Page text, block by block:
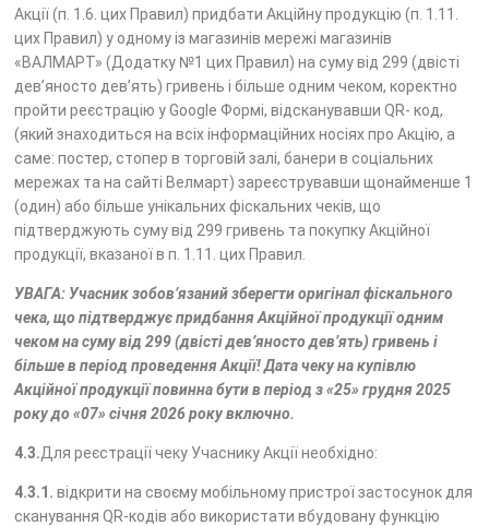
Акції (п. 1.6. цих Правил) придбати Акційну продукцію (п. 1.11.
цих Правил) у одному із магазинів мережі магазинів
«ВАЛМАРТ» (Додатку №1 цих Правил) на суму від 299 (двісті
дев’яносто дев’ять) гривень і більше одним чеком, коректно
пройти реєстрацію у Google Формі, відсканувавши QR- код,
(який знаходиться на всіх інформаційних носіях про Акцію, а
саме: постер, стопер в торговій залі, банери в соціальних
мережах та на сайті Велмарт) зареєструвавши щонайменше 1
(один) або більше унікальних фіскальних чеків, що
підтверджують суму від 299 гривень та покупку Акційної
продукції, вказаної в п. 1.11. цих Правил.
УВАГА: Учасник зобов’язаний зберегти оригінал фіскального
чека, що підтверджує придбання Акційної продукції одним
чеком на суму від 299 (двісті дев’яносто дев’ять) гривень і
більше в період проведення Акції! Дата чеку на купівлю
Акційної продукції повинна бути в період з «25» грудня 2025
року до «07» січня 2026 року включно.
4.3.Для реєстрації чеку Учаснику Акції необхідно:
4.3.1. відкрити на своєму мобільному пристрої застосунок для
сканування QR-кодів або використати вбудовану функцію